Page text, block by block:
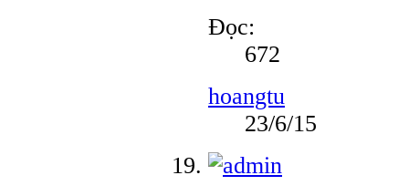
Đọc:
672
hoangtu
23/6/15